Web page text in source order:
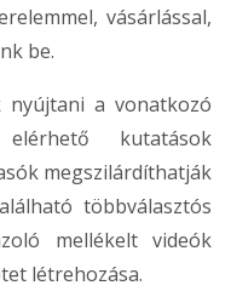
vásárlással,
be.
nyújtani a vonatkozó
kutatások
megszilárdíthatják
többválasztós
mellékelt videók
létrehozása.